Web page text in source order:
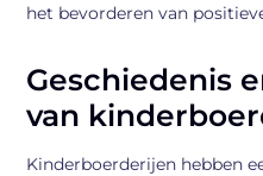
het bevorderen van
Geschiedenis
van
Kinderboerderijen hebben